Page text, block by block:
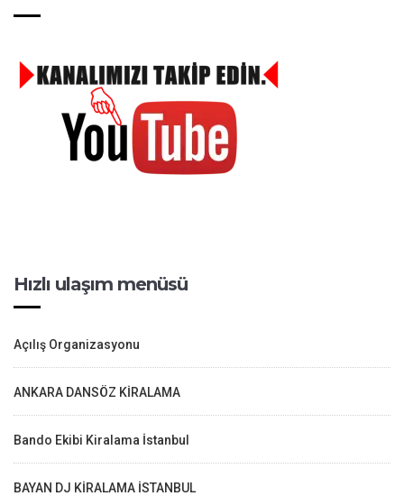
Hızlı ulaşım menüsü
Açılış Organizasyonu
ANKARA DANSÖZ KİRALAMA
Bando Ekibi Kiralama İstanbul
BAYAN DJ KİRALAMA İSTANBUL